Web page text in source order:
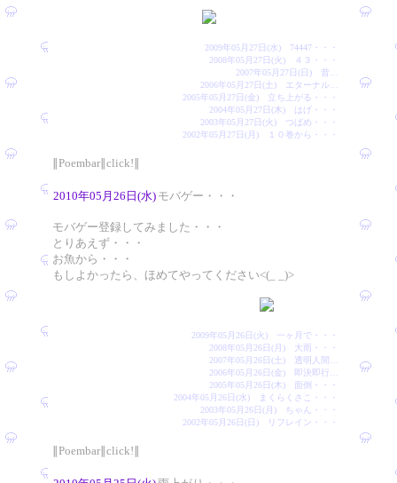
2009年05月27日(水) 74447・・・
2008年05月27日(火) ４３・・・
2007年05月27日(日) 昔…
2006年05月27日(土) エターナル…
2005年05月27日(金) 立ち上がる・・・
2004年05月27日(木) はげ・・・
2003年05月27日(火) つばめ・・・
2002年05月27日(月) １０巻から・・・
∥Poembar∥click!∥
2010年05月26日(水) モバゲー・・・
モバゲー登録してみました・・・
とりあえず・・・
お魚から・・・
もしよかったら、ほめてやってください<(_ _)>
2009年05月26日(火) 一ヶ月で・・・
2008年05月26日(月) 大雨・・・
2007年05月26日(土) 透明人間…
2006年05月26日(金) 即決即行…
2005年05月26日(木) 面倒・・・
2004年05月26日(水) まくらくさこ・・・
2003年05月26日(月) ちゃん・・・
2002年05月26日(日) リフレイン・・・
∥Poembar∥click!∥